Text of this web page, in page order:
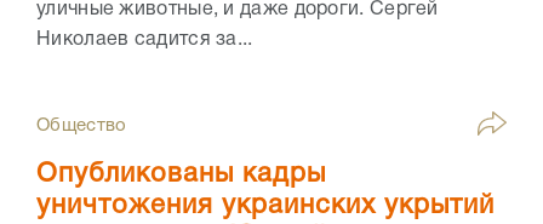
уличные животные, и даже дороги. Сергей
Николаев садится за...
Общество
Опубликованы кадры
уничтожения украинских укрытий